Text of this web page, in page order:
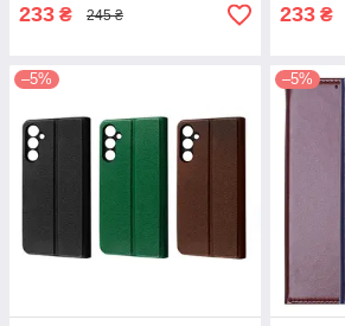
233 ₴ 245 ₴ 233 ₴
–5% –5%